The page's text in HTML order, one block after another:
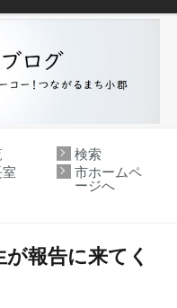
検索
市ホームペ
ージへ
報告に来てく